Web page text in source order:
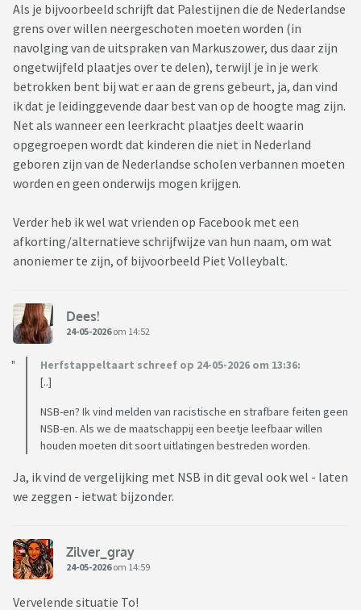
Als je bijvoorbeeld schrijft dat Palestijnen die de Nederlandse
grens over willen neergeschoten moeten worden (in
navolging van de uitspraken van Markuszower, dus daar zijn
ongetwijfeld plaatjes over te delen), terwijl je in je werk
betrokken bent bij wat er aan de grens gebeurt, ja, dan vind
ik dat je leidinggevende daar best van op de hoogte mag zijn.
Net als wanneer een leerkracht plaatjes deelt waarin
opgegroepen wordt dat kinderen die niet in Nederland
geboren zijn van de Nederlandse scholen verbannen moeten
worden en geen onderwijs mogen krijgen.
Verder heb ik wel wat vrienden op Facebook met een
afkorting/alternatieve schrijfwijze van hun naam, om wat
anoniemer te zijn, of bijvoorbeeld Piet Volleybalt.
Dees!
24-05-2026om 14:52
Herfstappeltaart schreef op 24-05-2026 om 13:36:
[..]
NSB-en? Ik vind melden van racistische en strafbare feiten geen
NSB-en. Als we de maatschappij een beetje leefbaar willen
houden moeten dit soort uitlatingen bestreden worden.
Ja, ik vind de vergelijking met NSB in dit geval ook wel - laten
we zeggen - ietwat bijzonder.
Zilver_gray
24-05-2026om 14:59
Vervelende situatie To!